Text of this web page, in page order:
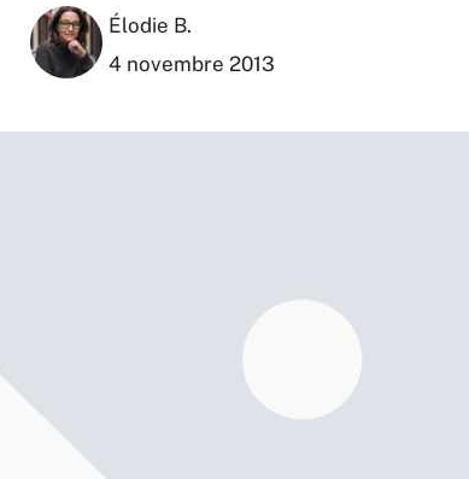
Élodie B.
4 novembre 2013